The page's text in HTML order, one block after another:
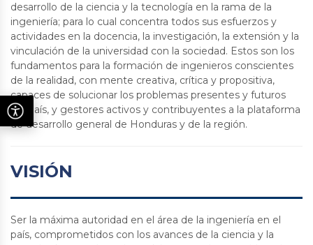
desarrollo de la ciencia y la tecnología en la rama de la
ingeniería; para lo cual concentra todos sus esfuerzos y
actividades en la docencia, la investigación, la extensión y la
vinculación de la universidad con la sociedad. Estos son los
fundamentos para la formación de ingenieros conscientes
de la realidad, con mente creativa, crítica y propositiva,
capaces de solucionar los problemas presentes y futuros
del país, y gestores activos y contribuyentes a la plataforma
de desarrollo general de Honduras y de la región.
VISIÓN
Ser la máxima autoridad en el área de la ingeniería en el
país, comprometidos con los avances de la ciencia y la